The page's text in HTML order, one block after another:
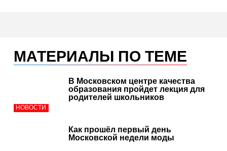
МАТЕРИАЛЫ ПО ТЕМЕ
НОВОСТИ
В Московском центре качества
образования пройдет лекция для
родителей школьников
Как прошёл первый день
Московской недели моды